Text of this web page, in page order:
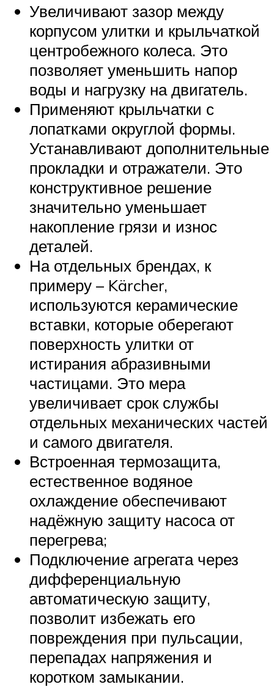
Увеличивают зазор между
корпусом улитки и крыльчаткой
центробежного колеса. Это
позволяет уменьшить напор
воды и нагрузку на двигатель.
Применяют крыльчатки с
лопатками округлой формы.
Устанавливают дополнительные
прокладки и отражатели. Это
конструктивное решение
значительно уменьшает
накопление грязи и износ
деталей.
На отдельных брендах, к
примеру – Kärcher,
используются керамические
вставки, которые оберегают
поверхность улитки от
истирания абразивными
частицами. Это мера
увеличивает срок службы
отдельных механических частей
и самого двигателя.
Встроенная термозащита,
естественное водяное
охлаждение обеспечивают
надёжную защиту насоса от
перегрева;
Подключение агрегата через
дифференциальную
автоматическую защиту,
позволит избежать его
повреждения при пульсации,
перепадах напряжения и
коротком замыкании.